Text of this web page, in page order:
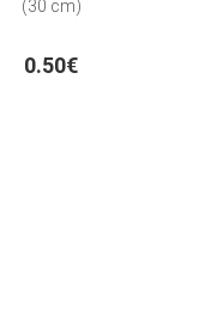
(30 cm)
0.50€